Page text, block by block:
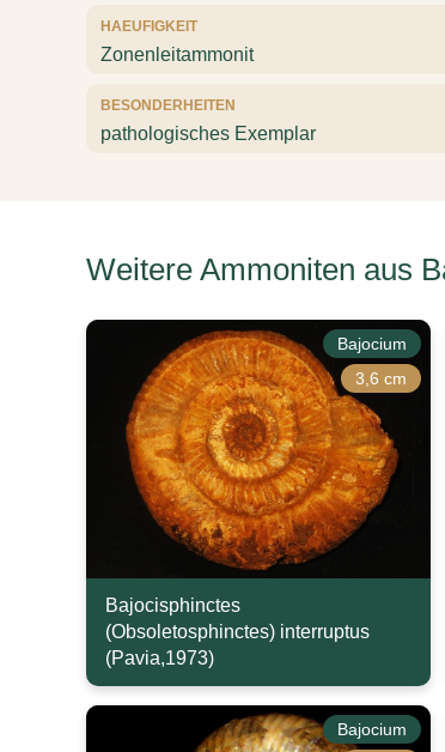
HAEUFIGKEIT
Zonenleitammonit
BESONDERHEITEN
pathologisches Exemplar
Weitere Ammoniten aus
Bajocium
3,6 cm
Bajocisphinctes
(Obsoletosphinctes) interruptus
(Pavia,1973)
Bajocium